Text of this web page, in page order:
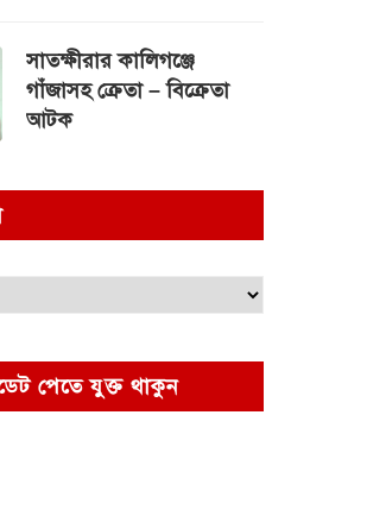
সাতক্ষীরার কালিগঞ্জে
গাঁজাসহ ক্রেতা – বিক্রেতা
আটক
পেতে যুক্ত থাকুন